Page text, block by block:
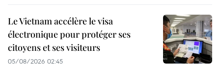
Le Vietnam accélère le visa
électronique pour protéger ses
citoyens et ses visiteurs
05/08/2026 02:45